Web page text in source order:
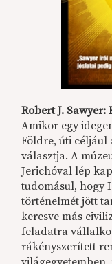
Robert J.
Amikor egy
Földre, úti céljául
választja. A
Jerichóval lép
tudomásul, hogy
történelmét jött
keresve más
feladatra
rákényszerített